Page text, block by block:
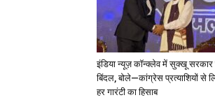
इंडिया न्यूज़ कॉन्क्लेव में सुक्खू सरकार
बिंदल, बोले—कांग्रेस प्रत्याशियों से
हर गारंटी का हिसाब